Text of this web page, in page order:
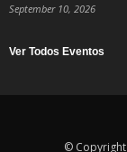
September 10, 2026
Ver Todos Eventos
© Copyright